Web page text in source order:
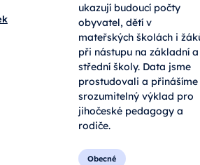
ukazují budoucí počty
obyvatel, dětí v
mateřských školách i
při nástupu na základní a
střední školy. Data jsme
prostudovali a přinášíme
srozumitelný výklad pro
jihočeské pedagogy a
rodiče.
Obecné